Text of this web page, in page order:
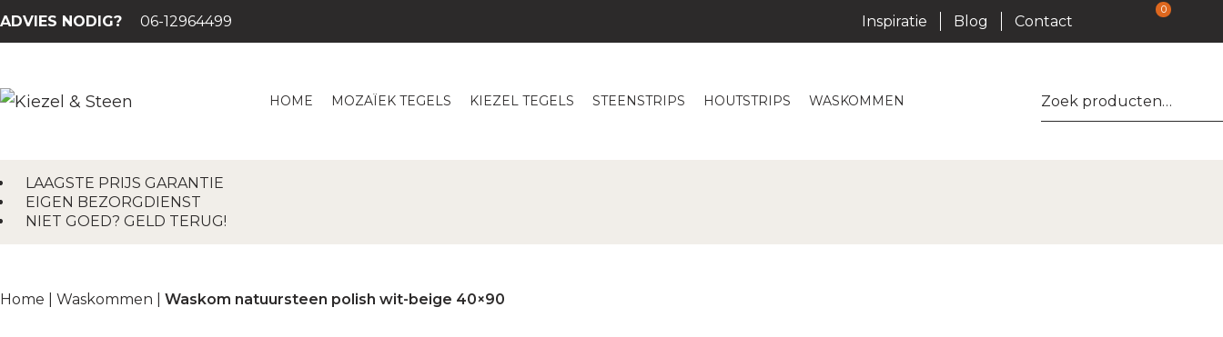
ADVIES NODIG? 06-12964499 Inspiratie Blog Contact
0
HOME MOZAÏEK TEGELS KIEZEL TEGELS STEENSTRIPS HOUTSTRIPS WASKOMMEN
Zoeken
naar:
LAAGSTE PRIJS GARANTIE
EIGEN BEZORGDIENST
NIET GOED? GELD TERUG!
Home Waskommen Waskom natuursteen polish wit-beige 40×90